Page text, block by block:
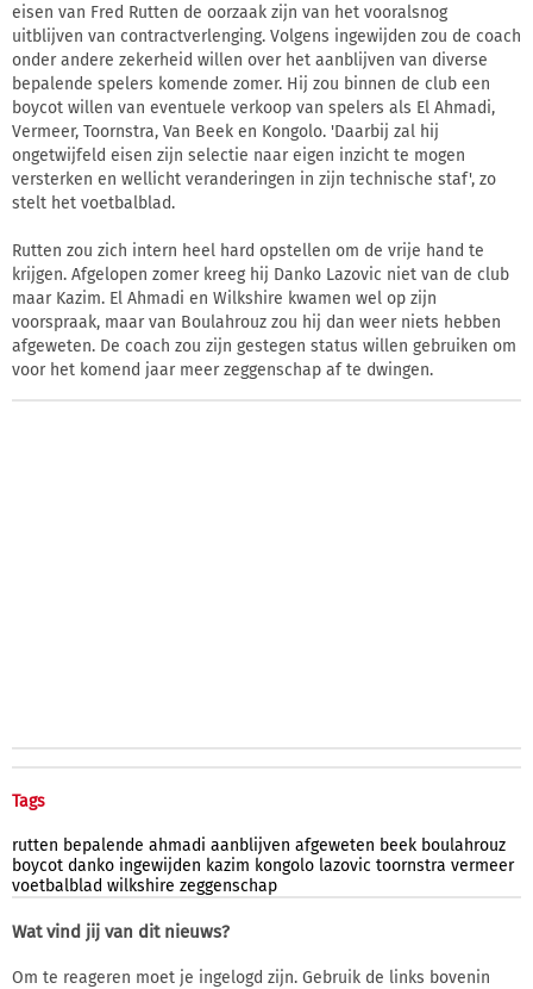
eisen van Fred Rutten de oorzaak zijn van het vooralsnog
uitblijven van contractverlenging. Volgens ingewijden zou de coach
onder andere zekerheid willen over het aanblijven van diverse
bepalende spelers komende zomer. Hij zou binnen de club een
boycot willen van eventuele verkoop van spelers als El Ahmadi,
Vermeer, Toornstra, Van Beek en Kongolo. 'Daarbij zal hij
ongetwijfeld eisen zijn selectie naar eigen inzicht te mogen
versterken en wellicht veranderingen in zijn technische staf', zo
stelt het voetbalblad.
Rutten zou zich intern heel hard opstellen om de vrije hand te
krijgen. Afgelopen zomer kreeg hij Danko Lazovic niet van de club
maar Kazim. El Ahmadi en Wilkshire kwamen wel op zijn
voorspraak, maar van Boulahrouz zou hij dan weer niets hebben
afgeweten. De coach zou zijn gestegen status willen gebruiken om
voor het komend jaar meer zeggenschap af te dwingen.
Tags
rutten bepalende ahmadi aanblijven afgeweten beek boulahrouz
boycot danko ingewijden kazim kongolo lazovic toornstra vermeer
voetbalblad wilkshire zeggenschap
Wat vind jij van dit nieuws?
Om te reageren moet je ingelogd zijn. Gebruik de links bovenin